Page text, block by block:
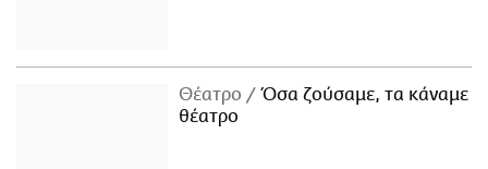
Θέατρο
Όσα ζούσαμε, τα κάναμε
θέατρο